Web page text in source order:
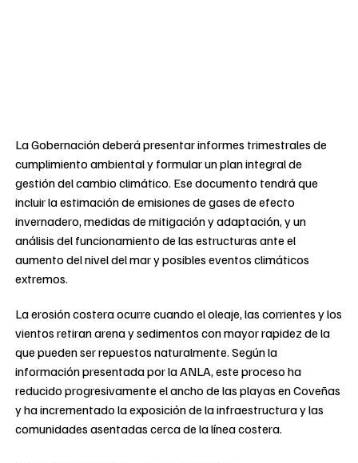
La Gobernación deberá presentar informes trimestrales de
cumplimiento ambiental y formular un plan integral de
gestión del cambio climático. Ese documento tendrá que
incluir la estimación de emisiones de gases de efecto
invernadero, medidas de mitigación y adaptación, y un
análisis del funcionamiento de las estructuras ante el
aumento del nivel del mar y posibles eventos climáticos
extremos.
La erosión costera ocurre cuando el oleaje, las corrientes y los
vientos retiran arena y sedimentos con mayor rapidez de la
que pueden ser repuestos naturalmente. Según la
información presentada por la ANLA, este proceso ha
reducido progresivamente el ancho de las playas en Coveñas
y ha incrementado la exposición de la infraestructura y las
comunidades asentadas cerca de la línea costera.